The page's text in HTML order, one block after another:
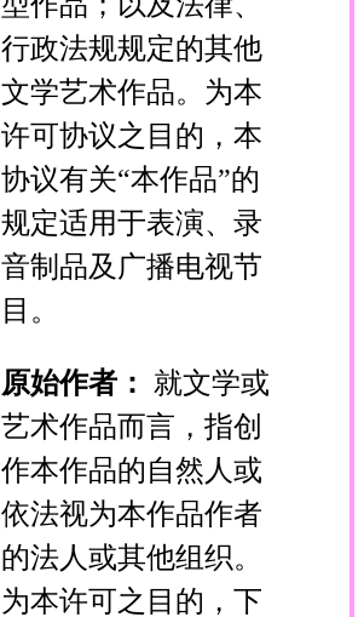
行政法规规定的其他
文学艺术作品。为本
许可协议之目的，本
协议有关“本作品”的
规定适用于表演、录
音制品及广播电视节
目。
原始作者： 就文学或
艺术作品而言，指创
作本作品的自然人或
依法视为本作品作者
的法人或其他组织。
为本许可之目的，下